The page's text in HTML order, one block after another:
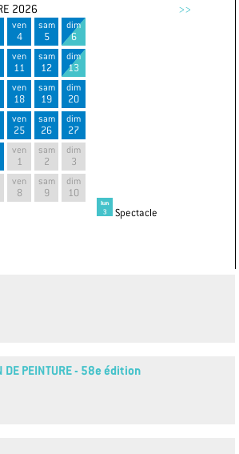
2026 >>
ven
4
sam
5
dim
6
ven
11
sam
12
dim
13
ven
18
sam
19
dim
20
ven
25
sam
26
dim
27
ven
1
sam
2
dim
3
ven
8
sam
9
dim
10
Spectacle
DE PEINTURE - 58e édition